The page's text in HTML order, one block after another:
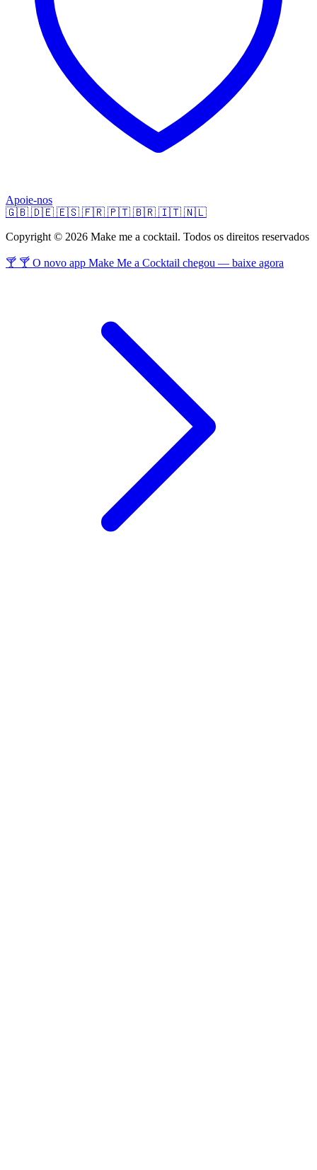
Apoie-nos
🇬🇧 🇩🇪 🇪🇸 🇫🇷 🇵🇹 🇧🇷 🇮🇹 🇳🇱
Copyright © 2026 Make me a cocktail. Todos os direitos reservados
🍸 🍸 O novo app Make Me a Cocktail chegou — baixe agora